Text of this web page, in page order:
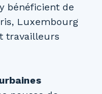
bénéficient de
Luxembourg
travailleurs